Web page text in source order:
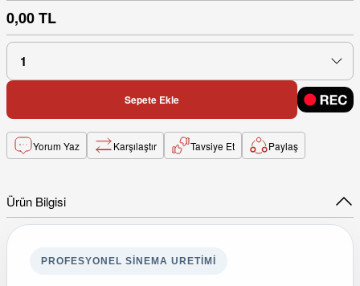
0,00 TL
Sepete Ekle
Yorum Yaz Karşılaştır Tavsiye Et Paylaş
Ürün Bilgisi
PROFESYONEL SINEMA URETIMI